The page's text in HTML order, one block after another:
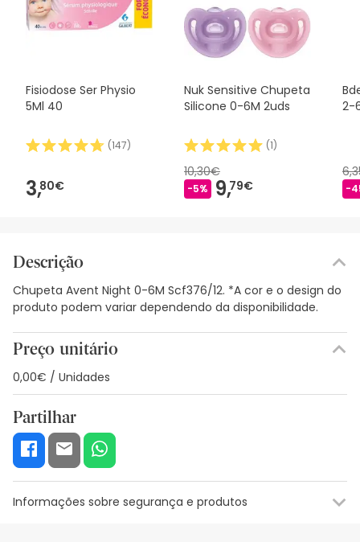
Fisiodose Ser Physio
5Ml 40
(147)
3,80€
Nuk Sensitive Chupeta
Silicone 0-6M 2uds
(1)
10,30€
-5% 9,79€
2-
-
Descrição
Chupeta Avent Night 0-6M Scf376/12. *A cor e o design do
produto podem variar dependendo da disponibilidade.
Preço unitário
0,00€ / Unidades
Partilhar
Informações sobre segurança e produtos